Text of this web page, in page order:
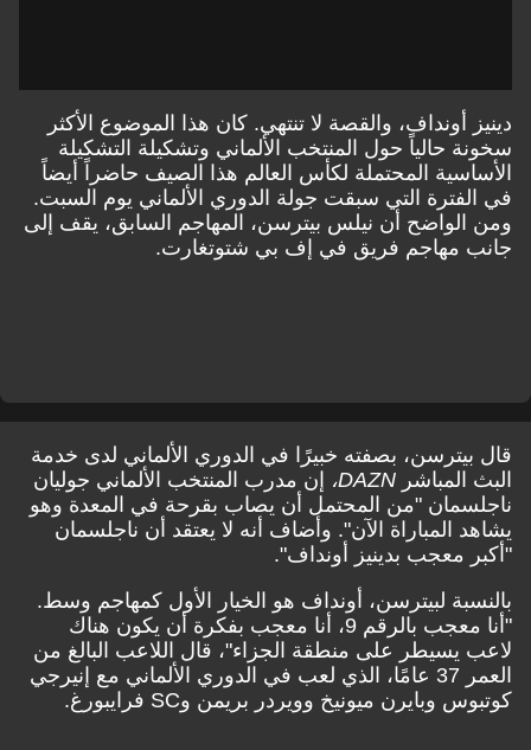
دينيز أونداف، والقصة لا تنتهي. كان هذا الموضوع الأكثر
سخونة حالياً حول المنتخب الألماني وتشكيلة التشكيلة
الأساسية المحتملة لكأس العالم هذا الصيف حاضراً أيضاً
في الفترة التي سبقت جولة الدوري الألماني يوم السبت.
ومن الواضح أن نيلس بيترسن، المهاجم السابق، يقف إلى
جانب مهاجم فريق في إف بي شتوتغارت.
قال بيترسن، بصفته خبيرًا في الدوري الألماني لدى خدمة
البث المباشر DAZN،
إن مدرب المنتخب الألماني جوليان
ناجلسمان "من المحتمل أن يصاب بقرحة في المعدة وهو
يشاهد المباراة الآن". وأضاف أنه لا يعتقد أن ناجلسمان
"أكبر معجب بدينيز أونداف".
بالنسبة لبيترسن، أونداف هو الخيار الأول كمهاجم وسط.
"أنا معجب بالرقم 9، أنا معجب بفكرة أن يكون هناك
لاعب يسيطر على منطقة الجزاء"، قال اللاعب البالغ من
العمر 37 عامًا، الذي لعب في الدوري الألماني مع إنيرجي
كوتبوس وبايرن ميونيخ وويردر بريمن وSC فرايبورغ.